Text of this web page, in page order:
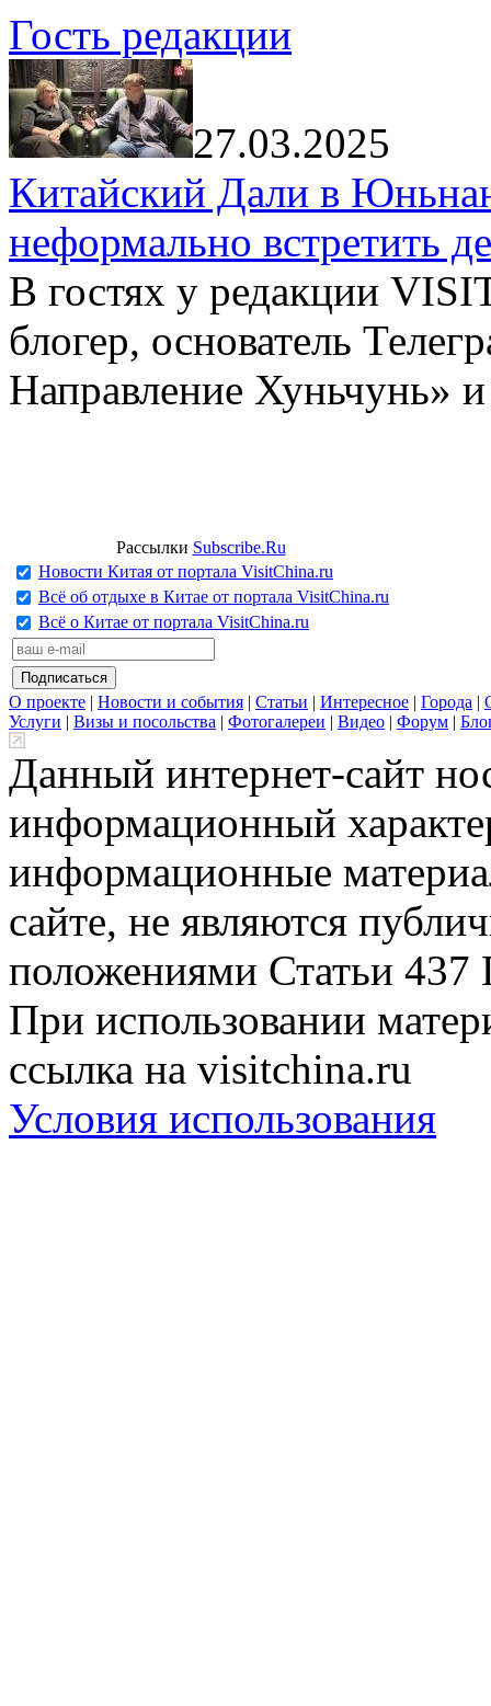
Гость редакции
27.03.2025
Китайский Дали в
неформально встретить
В гостях у редакции
блогер, основатель
Направление Хуньчунь»
Рассылки Subscribe.Ru
Новости Китая от портала VisitChina.ru
Всё об отдыхе в Китае от портала VisitChina.ru
Всё о Китае от портала VisitChina.ru
О проекте | Новости и события | Статьи | Интересное | Города |
Услуги | Визы и посольства | Фотогалереи | Видео | Форум |
Данный интернет-сайт
информационный
информационные
сайте, не являются
положениями Статьи 437
При использовании
ссылка на visitchina.ru
Условия использования